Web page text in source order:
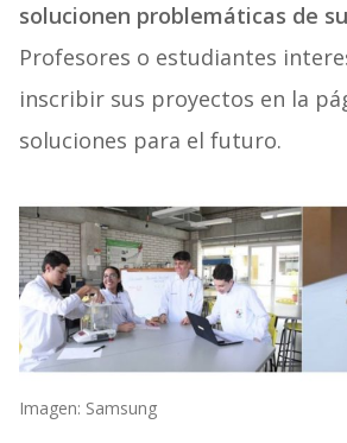
solucionen problemáticas de
Profesores o estudiantes
inscribir sus proyectos en la
soluciones para el futuro.
Imagen: Samsung